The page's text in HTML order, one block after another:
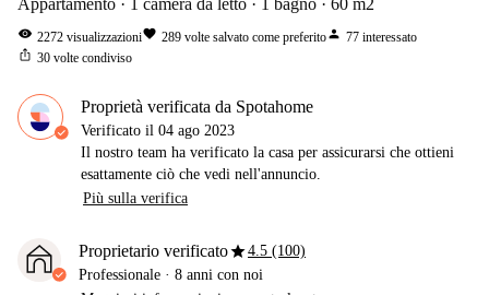
Appartamento 1 camera da letto 1 bagno 60 m2
visibility 2272 visualizzazionifavorite 289 volte salvato come preferitoperson 77 interessato
ios_share 30 volte condiviso
Proprietà verificata da Spotahome
Verificato il 04 ago 2023
Il nostro team ha verificato la casa per assicurarsi che ottieni
esattamente ciò che vedi nell'annuncio.
Più sulla verifica
Proprietario verificatostar4.5 (100)
Professionale · 8 anni con noi